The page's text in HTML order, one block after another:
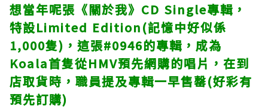
想當年呢張《關於我》CD Single專輯，
特設Limited Edition(記憶中好似係
1,000隻)，這張#0946的專輯，成為
Koala首隻從HMV預先網購的唱片，在到
店取貨時，職員提及專輯一早售罄(好彩有
預先訂購)